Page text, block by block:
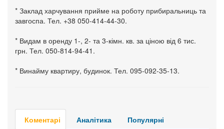
* Заклад харчування прийме на роботу прибиральниць та
завгоспа. Тел. +38 050-414-44-30.
* Видам в оренду 1-, 2- та 3-кімн. кв. за ціною від 6 тис.
грн. Тел. 050-814-94-41.
* Винайму квартиру, будинок. Тел. 095-092-35-13.
Коментарі Аналітика Популярні